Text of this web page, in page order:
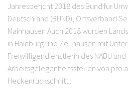
Jahresbericht 2018 des Bund für
Deutschland (BUND), Ortsverband
Mainhausen Auch 2018 wurden
in Hainburg und Zellhausen mit
Freiwilligendienstlerin des NABU
Arbeitsgelegenheitsstellen von pro
Heckenrückschnitt...